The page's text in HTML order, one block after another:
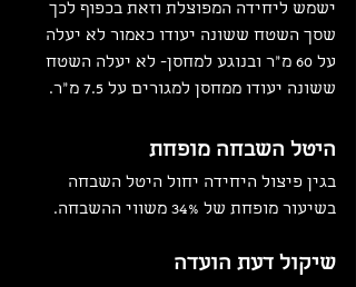
ישמש ליחידה המפוצלת וזאת בכפוף לכך
שסך השטח ששונה יעודו כאמור לא יעלה
על 60 מ"ר ובנוגע למחסן- לא יעלה השטח
ששונה יעודו ממחסן למגורים על 7.5 מ"ר.
היטל השבחה מופחת
בגין פיצול היחידה יחול היטל השבחה
בשיעור מופחת של 34% משווי ההשבחה.
שיקול דעת הועדה